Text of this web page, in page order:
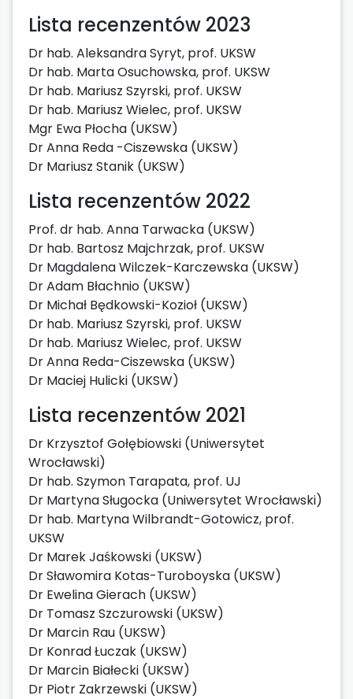
Lista recenzentów 2023
Dr hab. Aleksandra Syryt, prof. UKSW
Dr hab. Marta Osuchowska, prof. UKSW
Dr hab. Mariusz Szyrski, prof. UKSW
Dr hab. Mariusz Wielec, prof. UKSW
Mgr Ewa Płocha (UKSW)
Dr Anna Reda -Ciszewska (UKSW)
Dr Mariusz Stanik (UKSW)
Lista recenzentów 2022
Prof. dr hab. Anna Tarwacka (UKSW)
Dr hab. Bartosz Majchrzak, prof. UKSW
Dr Magdalena Wilczek-Karczewska (UKSW)
Dr Adam Błachnio (UKSW)
Dr Michał Będkowski-Kozioł (UKSW)
Dr hab. Mariusz Szyrski, prof. UKSW
Dr hab. Mariusz Wielec, prof. UKSW
Dr Anna Reda-Ciszewska (UKSW)
Dr Maciej Hulicki (UKSW)
Lista recenzentów 2021
Dr Krzysztof Gołębiowski (Uniwersytet
Wrocławski)
Dr hab. Szymon Tarapata, prof. UJ
Dr Martyna Sługocka (Uniwersytet Wrocławski)
Dr hab. Martyna Wilbrandt-Gotowicz, prof.
UKSW
Dr Marek Jaśkowski (UKSW)
Dr Sławomira Kotas-Turoboyska (UKSW)
Dr Ewelina Gierach (UKSW)
Dr Tomasz Szczurowski (UKSW)
Dr Marcin Rau (UKSW)
Dr Konrad Łuczak (UKSW)
Dr Marcin Białecki (UKSW)
Dr Piotr Zakrzewski (UKSW)